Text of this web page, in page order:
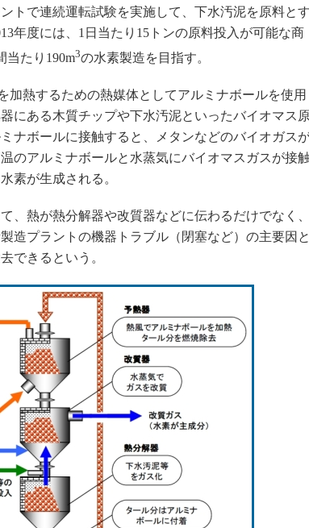
トで連続運転試験を実施して、下水汚泥を原料とす
年度には、1日当たり15トンの原料投入が可能な商
当たり190m3の水素製造を目指す。
熱するための熱媒体としてアルミナボールを使用
にある木質チップや下水汚泥といったバイオマス
ナボールに接触すると、メタンなどのバイオガス
のアルミナボールと水蒸気にバイオマスガスが接触
素が生成される。
、熱が熱分解器や改質器などに伝わるだけでなく、
造プラントの機器トラブル（閉塞など）の主要因と
できるという。